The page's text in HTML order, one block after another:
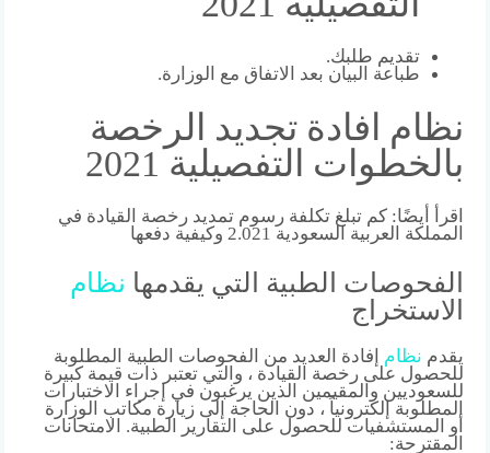
تقديم طلبك.
طباعة البيان بعد الاتفاق مع الوزارة.
نظام افادة تجديد الرخصة
بالخطوات التفصيلية 2021
اقرأ أيضًا: كم تبلغ تكلفة رسوم تمديد رخصة القيادة في
المملكة العربية السعودية 2.021 وكيفية دفعها
الفحوصات الطبية التي يقدمها نظام
الاستخراج
يقدم نظام
إفادة العديد من الفحوصات الطبية المطلوبة
للحصول على رخصة القيادة ، والتي تعتبر ذات قيمة كبيرة
للسعوديين والمقيمين الذين يرغبون في إجراء الاختبارات
المطلوبة إلكترونياً ، دون الحاجة إلى زيارة مكاتب الوزارة
أو المستشفيات للحصول على التقارير الطبية. الامتحانات
المقترحة: